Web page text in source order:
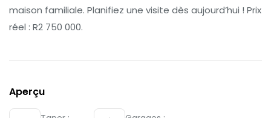
maison familiale. Planifiez une visite dès aujourd’hui ! Prix
réel : R2 750 000.
Aperçu